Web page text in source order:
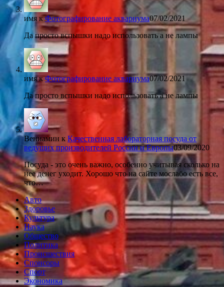
имя кФотографирование аквариума07/02/2021
Да просто вспышки надо использовать а не лампы
имякФотографирование аквариума07/02/2021
Да просто вспышки надо использовать а не лампы
Вениамин к Качественная лабораторная посуда от
ведущих производителей России и Европы03/09/2020
Посуда - это очень важно, особенно учитывая сколько на
нее денег уходит. Хорошо что на сайте мослабо есть все,
что…
Авто
Здоровье
Культура
Наука
Общество
Политика
Происшествия
Спонсоры
Спорт
Экономика